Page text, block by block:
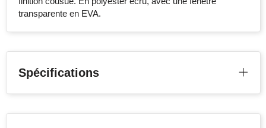
transparente en EVA.
Spécifications